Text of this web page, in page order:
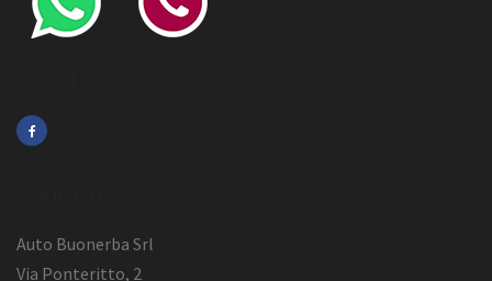
Auto Buonerba Srl
Via Ponteritto, 2